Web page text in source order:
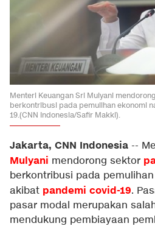
Menteri Keuangan Sri Mulyani
berkontribusi pada pemulihan ekonomi
19.(CNN Indonesia/Safir Makki).
Jakarta, CNN Indonesia --
Mulyani mendorong sektor
berkontribusi pada
akibat pandemi covid-19.
pasar modal merupakan
mendukung pembiayaan